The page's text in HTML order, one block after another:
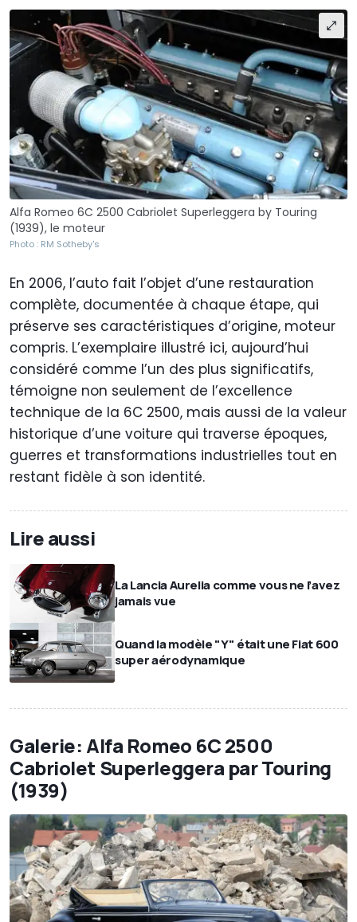
Alfa Romeo 6C 2500 Cabriolet Superleggera by Touring
(1939), le moteur
Photo : RM Sotheby's
En 2006, l’auto fait l’objet d’une restauration
complète, documentée à chaque étape, qui
préserve ses caractéristiques d’origine, moteur
compris. L’exemplaire illustré ici, aujourd’hui
considéré comme l’un des plus significatifs,
témoigne non seulement de l’excellence
technique de la 6C 2500, mais aussi de la valeur
historique d’une voiture qui traverse époques,
guerres et transformations industrielles tout en
restant fidèle à son identité.
Lire aussi
La Lancia Aurelia comme vous ne l’avez
jamais vue
Quand la modèle "Y" était une Fiat 600
super aérodynamique
Galerie: Alfa Romeo 6C 2500
Cabriolet Superleggera par Touring
(1939)